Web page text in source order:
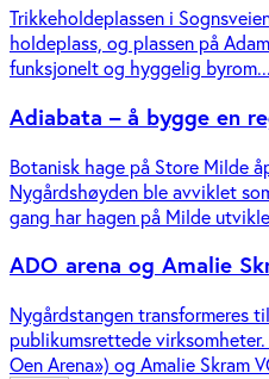
Trikkeholdeplassen i
holdeplass, og plassen på
funksjonelt og hyggelig byrom...
Adiabata – å bygge en
Botanisk hage på Store Milde
Nygårdshøyden ble avviklet
gang har hagen på Milde
ADO arena og Amalie
Nygårdstangen transformeres
publikumsrettede
Oen Arena») og Amalie Skram